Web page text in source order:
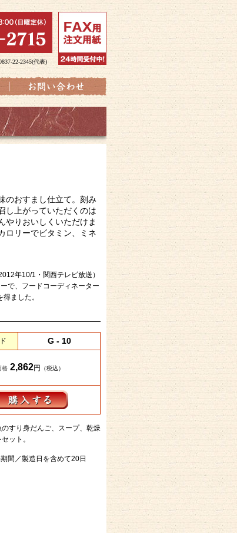
22-2345(代表)
のおすまし仕立て。刻み
し上がっていただくのは
やりおいしくいただけま
ロリーでビタミン、ミネ
年10/1・関西テレビ放送）
で、フードコーディネーター
ました。
G - 10
格 2,862円 （税込）
すり身だんご、スープ、乾燥
ット。
間／製造日を含めて20日